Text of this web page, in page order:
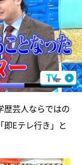
歴芸人ならではの
Eテレ行き」と